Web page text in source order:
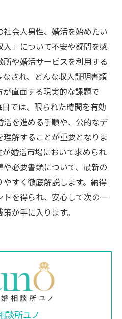
会人男性、婚活を始めたい
」について不安や疑問を感
や婚活サービスを利用する
され、どんな収入証明書類
直面する現実的な課題で
では、限られた時間を有効
を進める手順や、公的なデ
解することが重要となりま
婚活市場において求められ
必要書類について、最新の
すく徹底解説します。納得
を得られ、安心して次の一
が手に入ります。
談所ユノ